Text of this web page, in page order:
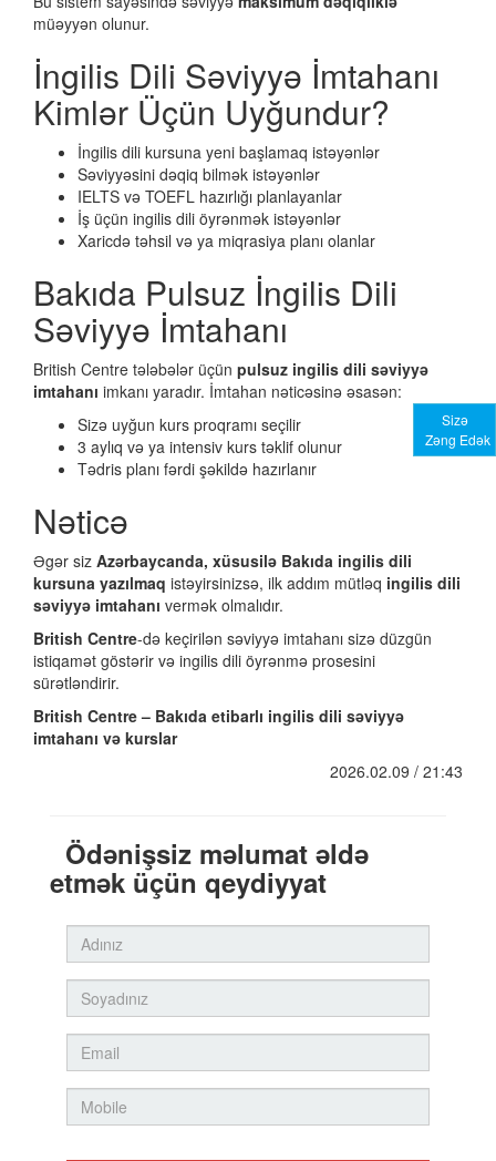
Sizə
Zəng Edək
müəyyən olunur.
İngilis Dili Səviyyə İmtahanı
Kimlər Üçün Uyğundur?
İngilis dili kursuna yeni başlamaq istəyənlər
Səviyyəsini dəqiq bilmək istəyənlər
IELTS və TOEFL hazırlığı planlayanlar
İş üçün ingilis dili öyrənmək istəyənlər
Xaricdə təhsil və ya miqrasiya planı olanlar
Bakıda Pulsuz İngilis Dili
Səviyyə İmtahanı
British Centre tələbələr üçün pulsuz ingilis dili səviyyə
imtahanı imkanı yaradır. İmtahan nəticəsinə əsasən:
Sizə uyğun kurs proqramı seçilir
3 aylıq və ya intensiv kurs təklif olunur
Tədris planı fərdi şəkildə hazırlanır
Nəticə
Əgər siz Azərbaycanda, xüsusilə Bakıda ingilis dili
kursuna yazılmaq istəyirsinizsə, ilk addım mütləq ingilis dili
səviyyə imtahanı vermək olmalıdır.
British Centre-də keçirilən səviyyə imtahanı sizə düzgün
istiqamət göstərir və ingilis dili öyrənmə prosesini
sürətləndirir.
British Centre – Bakıda etibarlı ingilis dili səviyyə
imtahanı və kurslar
2026.02.09 / 21:43
Ödənişsiz məlumat əldə
etmək üçün qeydiyyat